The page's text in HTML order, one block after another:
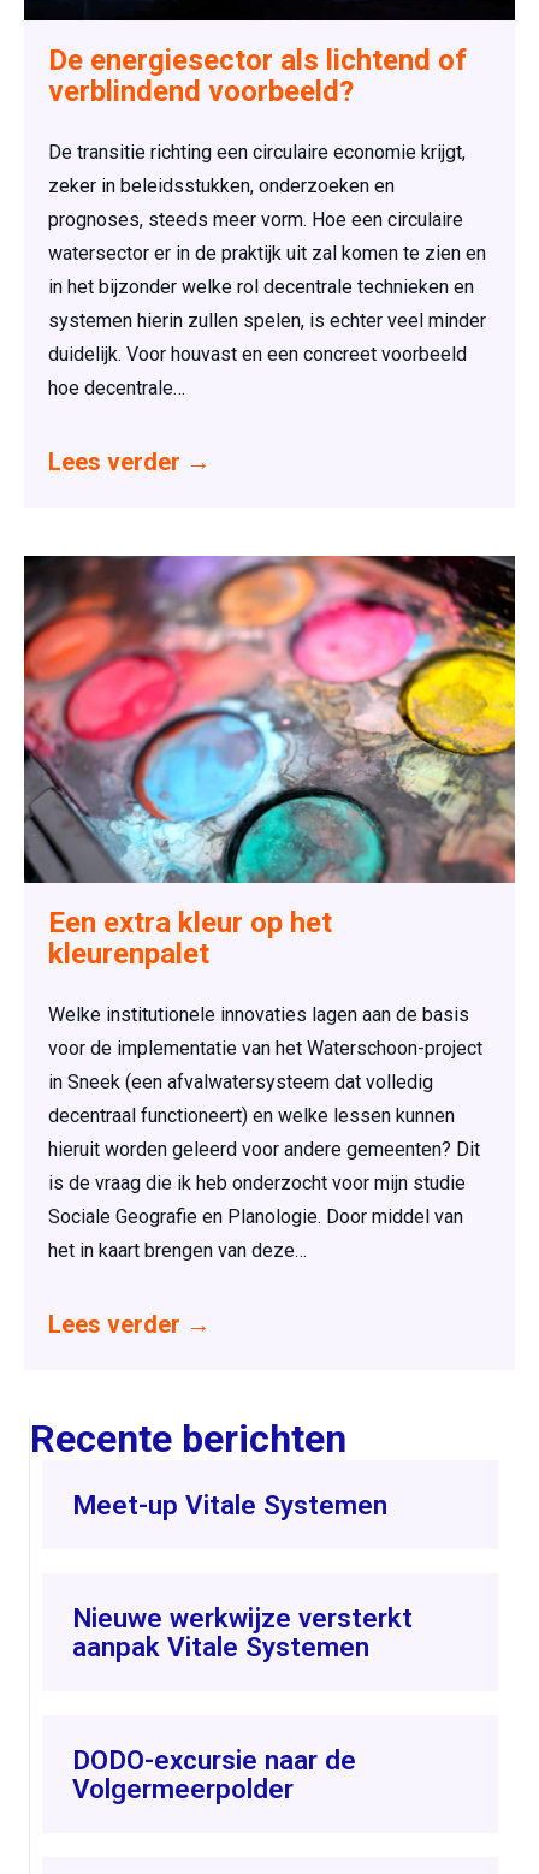
De energiesector als lichtend of
verblindend voorbeeld?
De transitie richting een circulaire economie krijgt,
zeker in beleidsstukken, onderzoeken en
prognoses, steeds meer vorm. Hoe een circulaire
watersector er in de praktijk uit zal komen te zien en
in het bijzonder welke rol decentrale technieken en
systemen hierin zullen spelen, is echter veel minder
duidelijk. Voor houvast en een concreet voorbeeld
hoe decentrale…
Lees verder →
Een extra kleur op het
kleurenpalet
Welke institutionele innovaties lagen aan de basis
voor de implementatie van het Waterschoon-project
in Sneek (een afvalwatersysteem dat volledig
decentraal functioneert) en welke lessen kunnen
hieruit worden geleerd voor andere gemeenten? Dit
is de vraag die ik heb onderzocht voor mijn studie
Sociale Geografie en Planologie. Door middel van
het in kaart brengen van deze…
Lees verder →
Recente berichten
Meet-up Vitale Systemen
Nieuwe werkwijze versterkt
aanpak Vitale Systemen
DODO-excursie naar de
Volgermeerpolder